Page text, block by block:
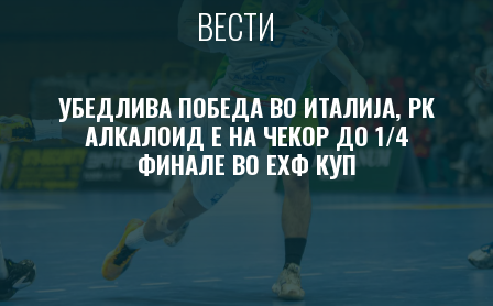
ВЕСТИ
УБЕДЛИВА ПОБЕДА ВО ИТАЛИЈА, РК
АЛКАЛОИД Е НА ЧЕКОР ДО 1/4
ФИНАЛЕ ВО ЕХФ КУП